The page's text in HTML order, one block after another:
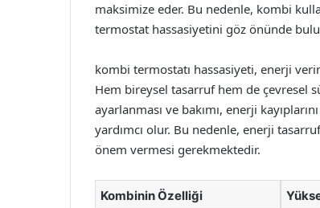
maksimize eder. Bu nedenle, kombi
termostat hassasiyetini göz önünde
kombi termostatı hassasiyeti, enerji
Hem bireysel tasarruf hem de çevresel
ayarlanması ve bakımı, enerji
yardımcı olur. Bu nedenle, enerji
önem vermesi gerekmektedir.
Kombinin Özelliği